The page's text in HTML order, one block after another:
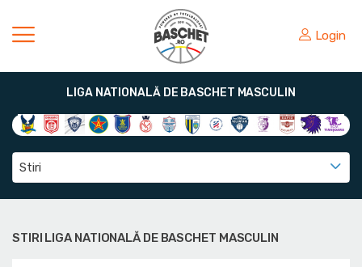
Login
LIGA NATIONALĂ DE BASCHET MASCULIN
Stiri
STIRI LIGA NATIONALĂ DE BASCHET MASCULIN